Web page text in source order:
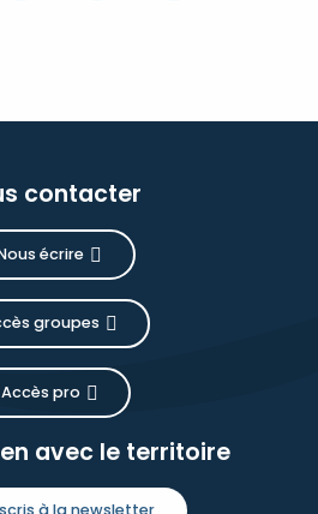
contacter
écrire
groupes
Accès pro
avec le territoire